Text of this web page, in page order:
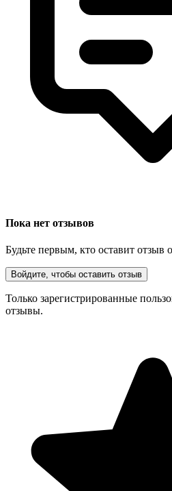
Пока нет отзывов
Будьте первым, кто оставит отзыв
Войдите, чтобы оставить отзыв
Только зарегистрированные
отзывы.